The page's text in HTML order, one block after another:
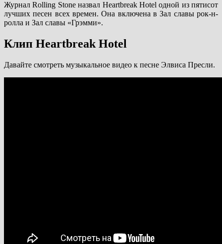
Журнал Rolling Stone назвал Heartbreak Hotel одной из пятисот
лучших песен всех времен. Она включена в Зал славы рок-н-
ролла и Зал славы «Грэмми».
Клип Heartbreak Hotel
Давайте смотреть музыкальное видео к песне Элвиса Пресли.